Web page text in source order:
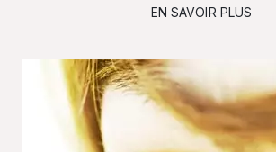
EN SAVOIR PLUS